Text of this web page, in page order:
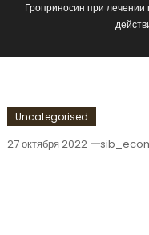
Гроприносин при
Uncategorised
27 октября 2022